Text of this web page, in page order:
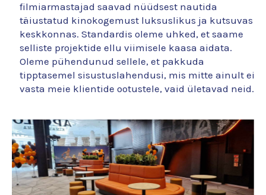
filmiarmastajad saavad nüüdsest nautida
täiustatud kinokogemust luksuslikus ja kutsuvas
keskkonnas. Standardis oleme uhked, et saame
selliste projektide ellu viimisele kaasa aidata.
Oleme pühendunud sellele, et pakkuda
tipptasemel sisustuslahendusi, mis mitte ainult ei
vasta meie klientide ootustele, vaid ületavad neid.